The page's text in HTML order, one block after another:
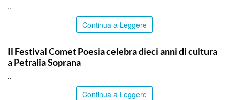
..
Continua a Leggere
Il Festival Comet Poesia celebra dieci anni di cultura
a Petralia Soprana
..
Continua a Leggere